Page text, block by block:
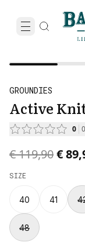
GROUNDIES
Active
0 0
Original price
€ 119,90€
SIZE
40 41
48